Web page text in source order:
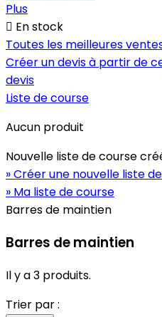
Plus
 En stock
Toutes les meilleures
Créer un devis à partir de
devis
Liste de course
Aucun produit
Nouvelle liste de course
» Créer une nouvelle liste
» Ma liste de course
Barres de maintien
Barres de maintien
Il y a 3 produits.
Trier par :